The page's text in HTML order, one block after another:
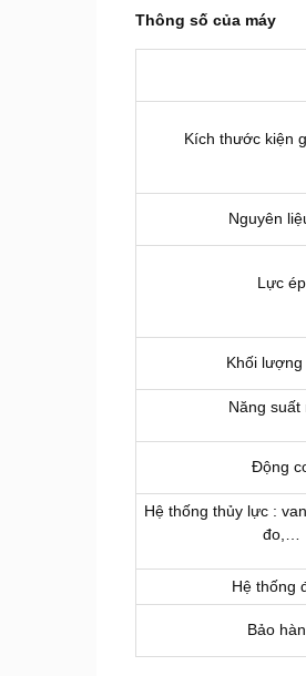
Thông số của máy
Kích thước kiện
Nguyên
Lực ép
Khối lượng
Năng suất
Động
Hệ thống thủy lực :
đo,…
Hệ thống
Bảo